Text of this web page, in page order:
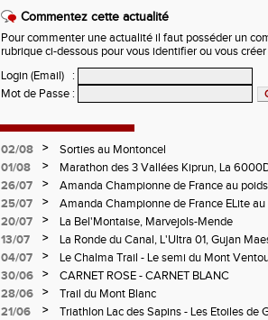
Commentez cette actualité
Pour commenter une actualité il faut posséder un
rubrique ci-dessous pour vous identifier ou vous
Login (Email)
:
Mot de Passe :
02/08 >
Sorties au Montoncel
01/08
>
Marathon des 3 Vallées Kiprun, La
Verticale d'Orcières, St Augustin
26/07 >
Amanda Championne de France au poids
25/07
>
Amanda Championne de France ELite
20/07
>
La Bel'Montaise, Marvejols-Mende
13/07
>
La Ronde du Canal, L'Ultra 01, Gujan
04/07
>
Le Chalma Trail - Le semi du Mont
Cublize - Les Passerelles de Monteynard
Pralognon La Vanoise
30/06 >
CARNET ROSE - CARNET BLANC
28/06
>
Trail du Mont Blanc
21/06
>
Triathlon Lac des Sapins - Les Etoiles de